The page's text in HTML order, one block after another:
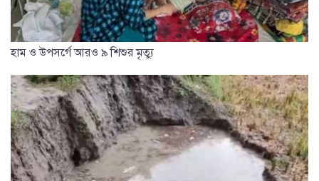
হাম ও উপসর্গে আরও ৯ শিশুর মৃত্যু